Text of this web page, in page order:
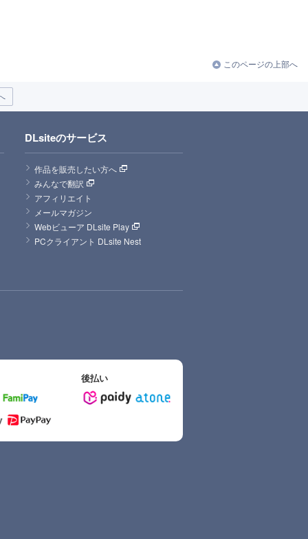
このページの上部へ
DLsiteのサービス
作品を販売したい方へ
みんなで翻訳
アフィリエイト
メールマガジン
Webビューア DLsite Play
PCクライアント DLsite Nest
後払い